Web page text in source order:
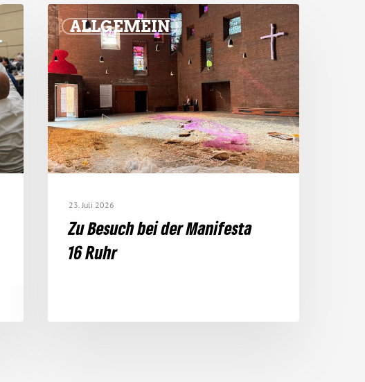
ALLGEMEIN
23. Juli 2026
Zu Besuch bei der Mani­festa
16 Ruhr